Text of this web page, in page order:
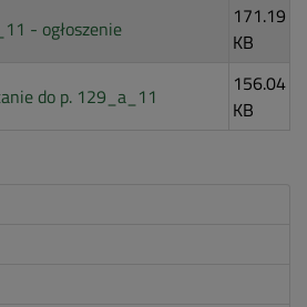
- ogłoszenie
171.19
KB
do p. 129_a_11
156.04
KB